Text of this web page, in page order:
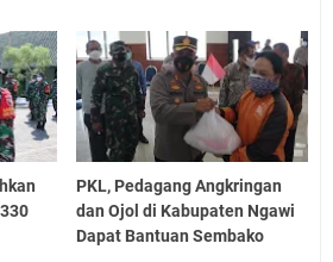
PKL, Pedagang Angkringan
dan Ojol di Kabupaten Ngawi
Dapat Bantuan Sembako